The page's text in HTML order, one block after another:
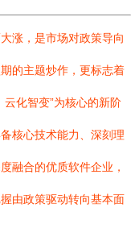
涨，是市场对政策导向
的主题炒作，更标志着
化智变”为核心的新阶
核心技术能力、深刻理
融合的优质软件企业，
由政策驱动转向基本面